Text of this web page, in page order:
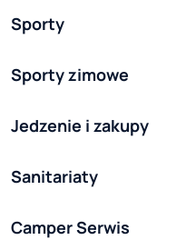
Sporty
Sporty zimowe
Jedzenie i zakupy
Sanitariaty
Camper Serwis